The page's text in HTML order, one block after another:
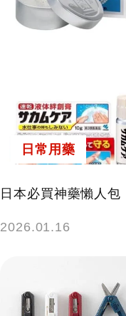
日常用藥
日本必買神藥懶人
2026.01.16